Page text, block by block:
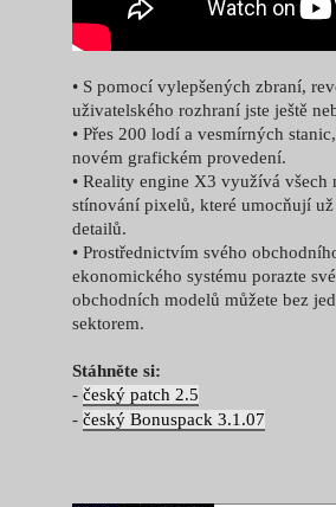
• S pomocí vylepšených zbraní,
uživatelského rozhraní jste ještě
• Přes 200 lodí a vesmírných
novém grafickém provedení.
• Reality engine X3 využívá
stínování pixelů, které umocňují
detailů.
• Prostřednictvím svého
ekonomického systému porazte
obchodních modelů můžete bez
sektorem.
Stáhněte si:
- český patch 2.5
- český Bonuspack 3.1.07